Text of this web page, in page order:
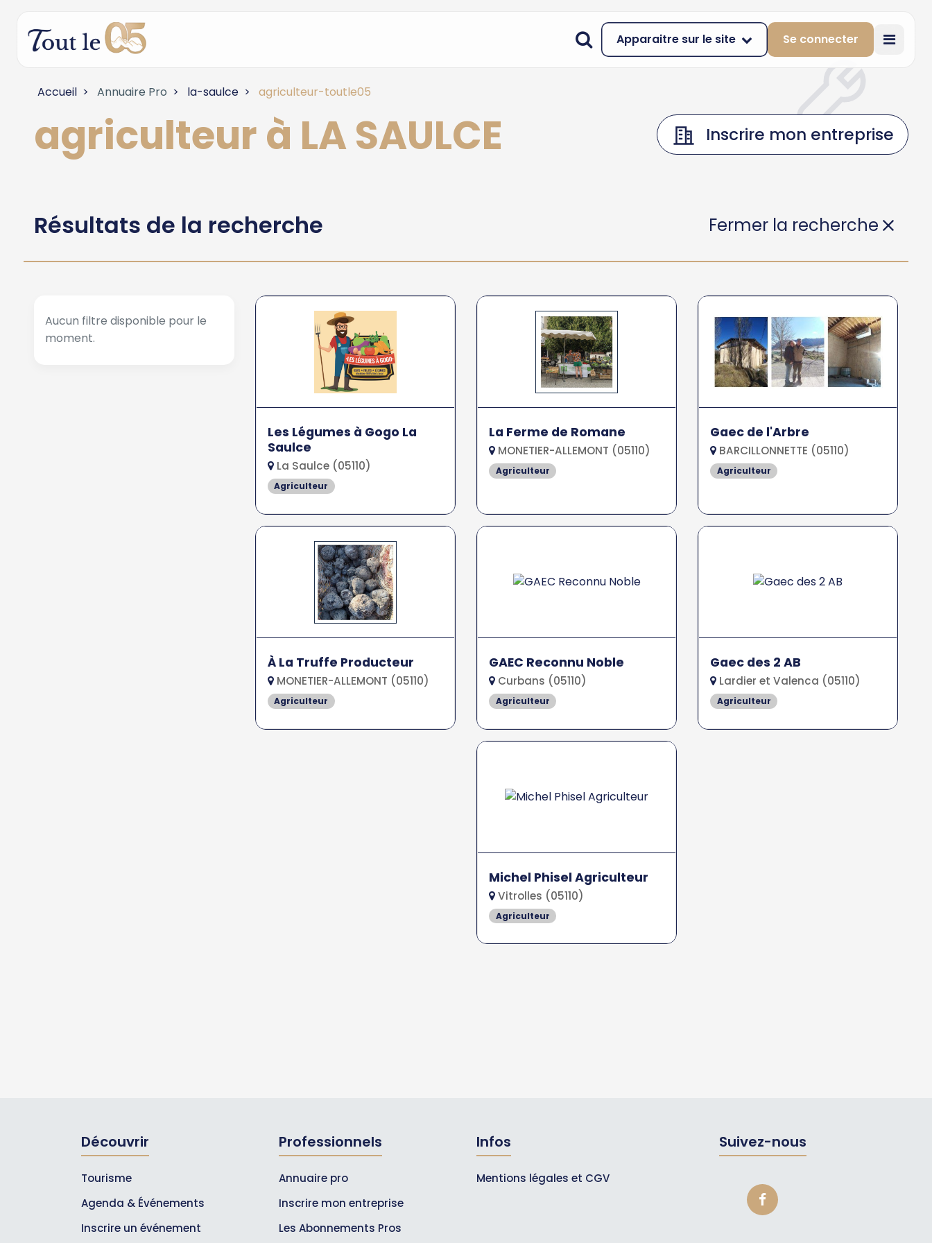
Apparaitre sur le site Se connecter
Accueil Annuaire Pro la-saulce agriculteur-toutle05
agriculteur à LA SAULCE Inscrire mon entreprise
Résultats de la recherche Fermer la recherche
Aucun filtre disponible pour le
moment.
Les Légumes à Gogo La
Saulce
La Saulce (05110)
Agriculteur
La Ferme de Romane
MONETIER-ALLEMONT (05110)
Agriculteur
Gaec de l'Arbre
BARCILLONNETTE (05110)
Agriculteur
À La Truffe Producteur
MONETIER-ALLEMONT (05110)
Agriculteur
GAEC Reconnu Noble
Curbans (05110)
Agriculteur
Gaec des 2 AB
Lardier et Valenca (05110)
Agriculteur
Michel Phisel Agriculteur
Vitrolles (05110)
Agriculteur
Découvrir
Tourisme
Agenda & Événements
Inscrire un événement
Professionnels
Annuaire pro
Inscrire mon entreprise
Les Abonnements Pros
Infos
Mentions légales et CGV
Suivez-nous